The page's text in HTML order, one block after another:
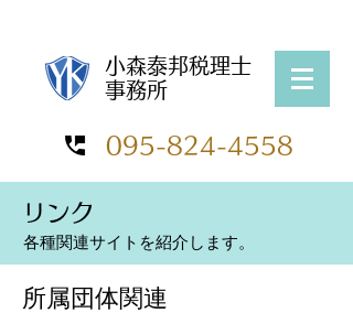
​小森泰邦税理士
事務所
095-824-4558
リンク
各種関連サイトを紹介します。
​所属団体関連